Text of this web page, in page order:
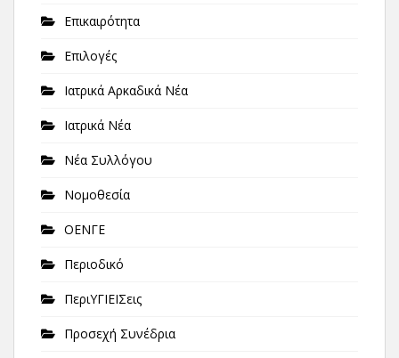
Επικαιρότητα
Επιλογές
Ιατρικά Αρκαδικά Νέα
Ιατρικά Νέα
Νέα Συλλόγου
Νομοθεσία
ΟΕΝΓΕ
Περιοδικό
ΠεριΥΓΙΕΙΣεις
Προσεχή Συνέδρια